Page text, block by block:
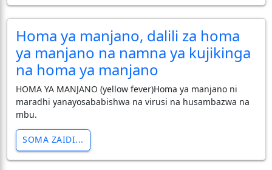
Homa ya manjano, dalili za homa
ya manjano na namna ya kujikinga
na homa ya manjano
HOMA YA MANJANO (yellow fever)Homa ya manjano ni
maradhi yanayosababishwa na virusi na husambazwa na
mbu.
SOMA ZAIDI...